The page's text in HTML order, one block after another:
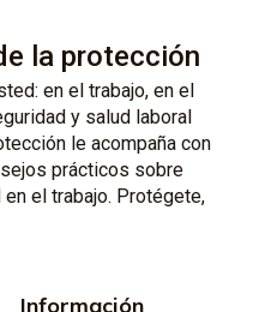
la protección
en el trabajo, en el
y salud laboral
le acompaña con
prácticos sobre
el trabajo. Protégete,
Información